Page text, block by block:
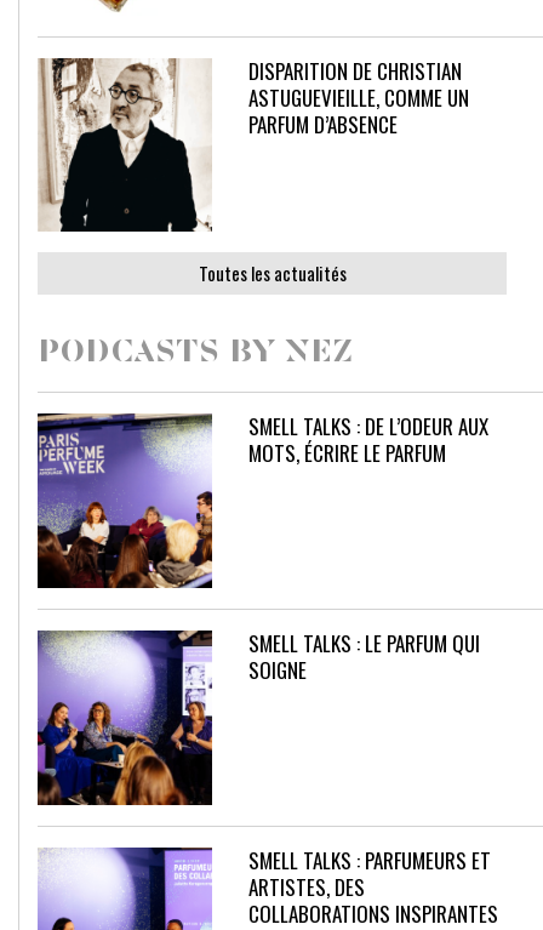
DISPARITION DE CHRISTIAN
ASTUGUEVIEILLE, COMME UN
PARFUM D’ABSENCE
Toutes les actualités
PODCASTS BY NEZ
SMELL TALKS : DE L’ODEUR AUX
MOTS, ÉCRIRE LE PARFUM
SMELL TALKS : LE PARFUM QUI
SOIGNE
SMELL TALKS : PARFUMEURS ET
ARTISTES, DES
COLLABORATIONS INSPIRANTES